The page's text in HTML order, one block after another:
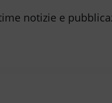
notizie e